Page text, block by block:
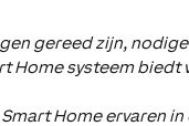
gereed zijn,
Home systeem biedt
Home ervaren in